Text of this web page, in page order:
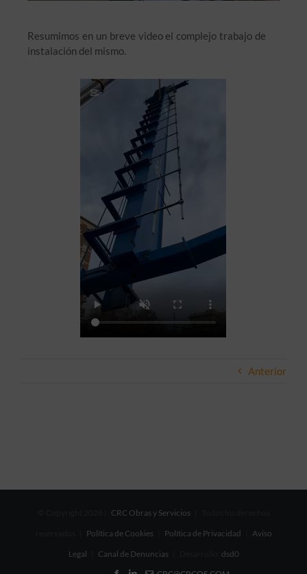
Resumimos en un breve video el complejo trabajo de
instalación del mismo.
Anterior
CRC Obras y Servicios| Todos los derechos
Política de Cookies| Política de Privacidad
Aviso
Legal
Canal de Denuncias| Desarrollo: dsd0